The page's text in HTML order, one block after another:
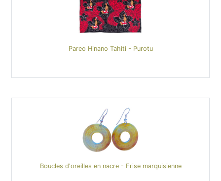
Pareo Hinano Tahiti - Purotu
Boucles d'oreilles en nacre - Frise marquisienne